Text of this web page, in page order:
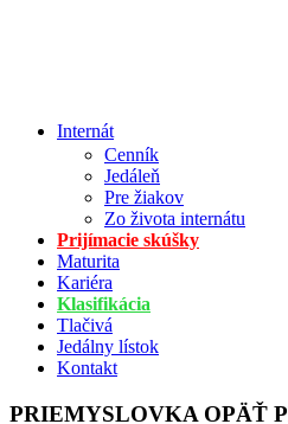
Internát
Cenník
Jedáleň
Pre žiakov
Zo života internátu
Prijímacie skúšky
Maturita
Kariéra
Klasifikácia
Tlačivá
Jedálny lístok
Kontakt
PRIEMYSLOVKA OPÄŤ